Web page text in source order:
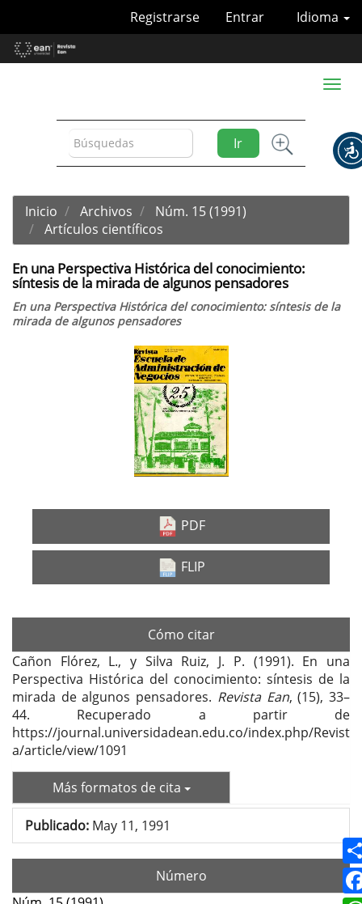
Contenido
principal
Idioma
Registrarse Entrar
Ir
Toggle
Inicio Archivos
Núm. 15 (1991)
Artículos científicos
En una Perspectiva Histórica del conocimiento:
síntesis de la mirada de algunos pensadores
En una Perspectiva Histórica del conocimiento: síntesis de la
mirada de algunos pensadores
PDF
FLIP
Cómo citar
Cañon Flórez, L., y Silva Ruiz, J. P. (1991). En una
Perspectiva Histórica del conocimiento: síntesis de la
mirada de algunos pensadores. Revista Ean, (15), 33–
44. Recuperado a partir de
https://journal.universidadean.edu.co/index.php/Revist
a/article/view/1091
Más formatos de cita
Publicado: May 11, 1991
Número